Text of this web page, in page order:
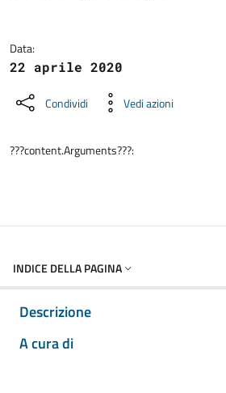
Data:
22 aprile 2020
Condividi Vedi azioni
???content.Arguments???:
INDICE DELLA PAGINA
Descrizione
A cura di